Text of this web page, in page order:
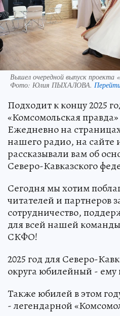
Вышел очередной выпуск
Фото: Юлия ПЫХАЛОВА.
Подходит к концу 2025
«Комсомольская
Ежедневно на
нашего радио, на сайте
рассказывали вам об
Северо-Кавказского
Сегодня мы хотим
читателей и партнеров
сотрудничество,
для всей нашей
СКФО!
2025 год для Северо-
округа юбилейный - ему
Также юбилей в этом
- легендарной